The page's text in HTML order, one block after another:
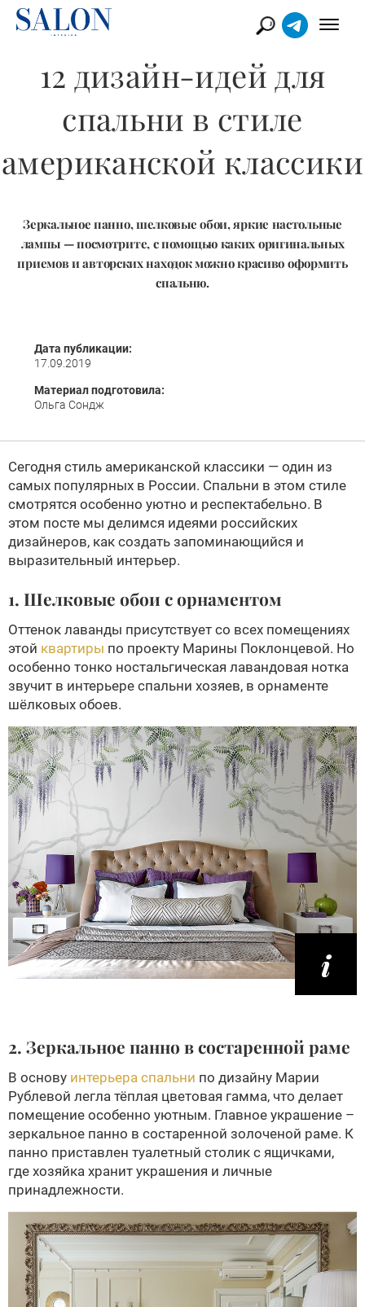
12 дизайн-идей для
спальни в стиле
американской классики
Зеркальное панно, шелковые обои, яркие настольные
лампы — посмотрите, с помощью каких оригинальных
приемов и авторских находок можно красиво оформить
спальню.
Дата публикации:
17.09.2019
Материал подготовила:
Ольга Сондж
Сегодня стиль американской классики — один из
самых популярных в России. Спальни в этом стиле
смотрятся особенно уютно и респектабельно. В
этом посте мы делимся идеями российских
дизайнеров, как создать запоминающийся и
выразительный интерьер.
1. Шелковые обои с орнаментом
Оттенок лаванды присутствует со всех помещениях
этой квартиры по проекту Марины Поклонцевой. Но
особенно тонко ностальгическая лавандовая нотка
звучит в интерьере спальни хозяев, в орнаменте
шёлковых обоев.
2. Зеркальное панно в состаренной раме
В основу интерьера спальни по дизайну Марии
Рублевой легла тёплая цветовая гамма, что делает
помещение особенно уютным. Главное украшение –
зеркальное панно в состаренной золоченой раме. К
панно приставлен туалетный столик с ящичками,
где хозяйка хранит украшения и личные
принадлежности.